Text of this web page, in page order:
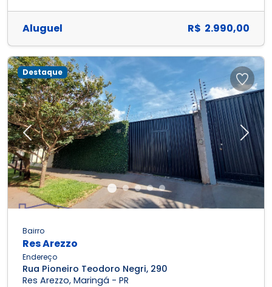
Aluguel R$ 2.990,00
Previous Next
Destaque
Bairro
Res Arezzo
Endereço
Rua Pioneiro Teodoro Negri, 290
Res Arezzo, Maringá - PR